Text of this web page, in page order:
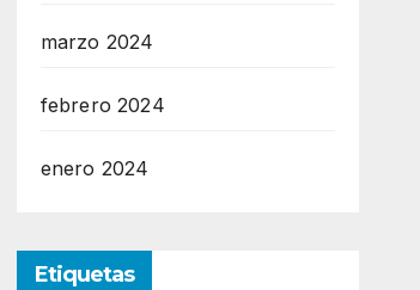
marzo 2024
febrero 2024
enero 2024
Etiquetas